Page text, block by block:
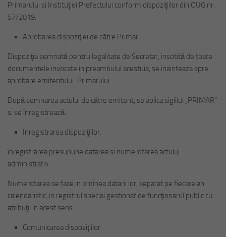
Primarului si Instituţiei Prefectului conform dispoziţiilor din OUG nr.
57/2019.
Aprobarea dispoziţiei de către Primar.
Dispoziţia semnată pentru legalitate de Secretar, insotită de toate
documentele invocate in preambulul acestuia, se inainteaza spre
aprobare emitentului-Primarului.
După semnarea actului de către emitent, se aplica sigiliul „PRIMAR”
si se înregistrează.
Inregistrarea dispoziţiilor.
înregistrarea presupune datarea si numerotarea actului
administrativ.
Numerotarea se face in ordinea datarii lor, separat pe fiecare an
calendaristic, in registrul special gestionat de funcţionarul public cu
atribuţii in acest sens.
Comunicarea dispoziţiilor.